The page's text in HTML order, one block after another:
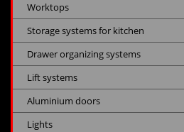
Worktops
Storage systems for kitchen
Drawer organizing systems
Lift systems
Aluminium doors
Lights